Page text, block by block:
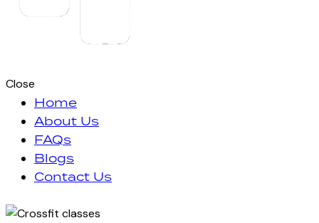
Close
Home
About Us
FAQs
Blogs
Contact Us
facebook-
instagram